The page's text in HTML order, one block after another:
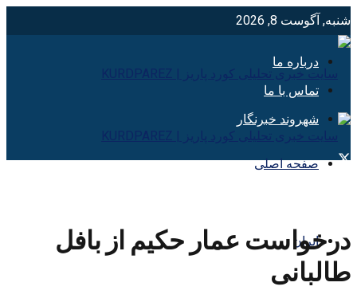
شنبه, آگوست 8, 2026
درباره ما
تماس با ما
شهروند خبرنگار
صفحه اصلی
ایران
درخواست عمار حکیم از بافل
طالبانی